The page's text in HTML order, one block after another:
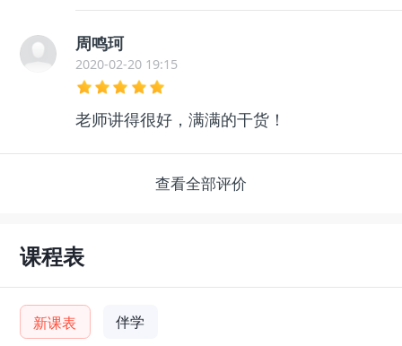
周鸣珂
2020-02-20 19:15
老师讲得很好，满满的干货！
查看全部评价
课程表
新课表 伴学